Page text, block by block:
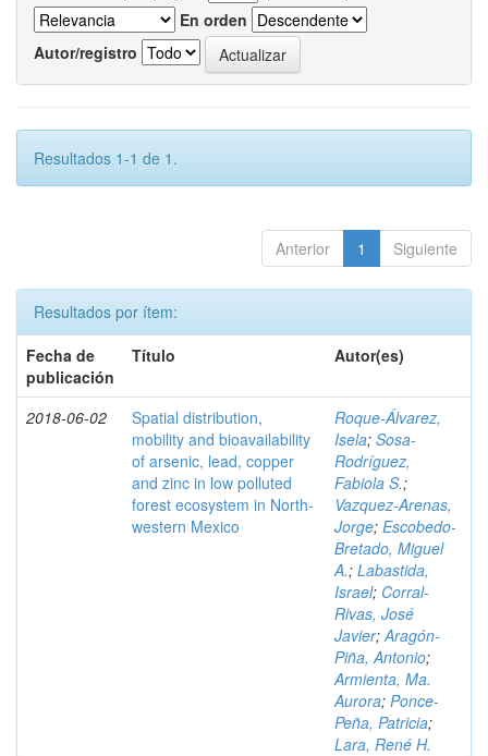
En orden
Autor/registro
Resultados 1-1 de 1.
Anterior 1 Siguiente
Resultados por ítem:
Fecha de
publicación
Título Autor(es)
2018-06-02
Spatial distribution,
mobility and bioavailability
of arsenic, lead, copper
and zinc in low polluted
forest ecosystem in North-
western Mexico
Roque-Álvarez,
Isela; Sosa-
Rodríguez,
Fabiola S.;
Vazquez-Arenas,
Jorge; Escobedo-
Bretado, Miguel
A.; Labastida,
Israel; Corral-
Rivas, José
Javier;Aragón-
Piña, Antonio;
Armienta, Ma.
Aurora; Ponce-
Peña, Patricia;
Lara, René H.